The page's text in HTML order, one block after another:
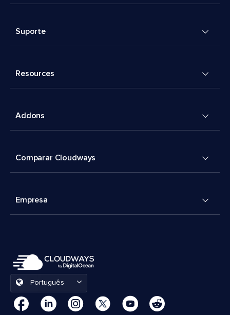
Suporte
Resources
Addons
Comparar Cloudways
Empresa
Português